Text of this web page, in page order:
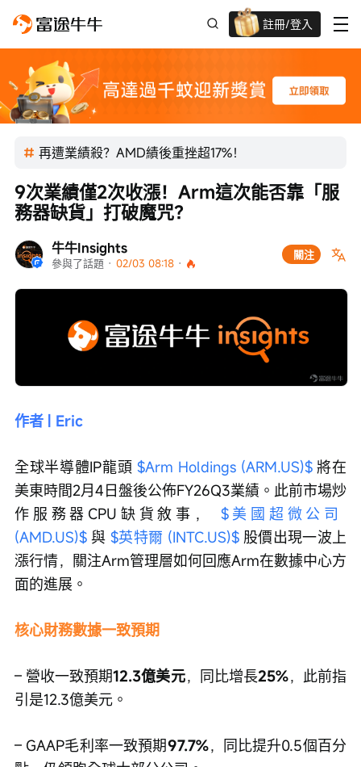
註冊/登入
迎新驚喜賞 股票/BTC等任你揀!
再遭業績殺？AMD績後重挫超17%！
牛牛Insights
參與了話題 · 02/03 08:18 ·
關注
9次業績僅2次收漲！Arm這次能否靠「服
務器缺貨」打破魔咒？
作者 | Eric
全球半導體IP龍頭 $Arm Holdings (ARM.US)$ 將在
美東時間2月4日盤後公佈FY26Q3業績。此前市場炒
作服務器CPU缺貨敘事， $美國超微公司
(AMD.US)$ 與 $英特爾 (INTC.US)$ 股價出現一波上
漲行情，關注Arm管理層如何回應Arm在數據中心方
面的進展。
核心財務數據一致預期
– 營收一致預期12.3億美元，同比增長25%，此前指
引是12.3億美元。
– GAAP毛利率一致預期97.7%，同比提升0.5個百分